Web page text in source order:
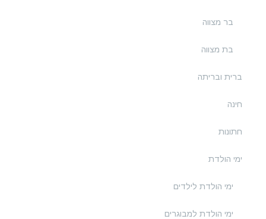
בר מצווה
בת מצווה
ברית ובריתה
חינה
חתונות
ימי הולדת
ימי הולדת לילדים
ימי הולדת למבוגרים